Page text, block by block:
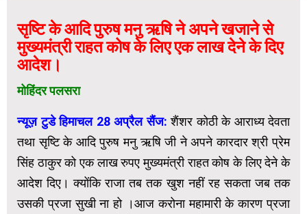
सृष्टि के आदि पुरुष मनु ऋषि ने अपने खजाने से
मुख्यमंत्री राहत कोष के लिए एक लाख देने के दिए
आदेश।
मोहिंदर पलसरा
न्यूज़ टुडे हिमाचल 28 अप्रैल सैंज: शैंशर कोठी के आराध्य देवता
तथा सृष्टि के आदि पुरुष मनु ऋषि जी ने अपने कारदार श्री प्रेम
सिंह ठाकुर को एक लाख रुपए मुख्यमंत्री राहत कोष के लिए देने के
आदेश दिए। क्योंकि राजा तब तक खुश नहीं रह सकता जब तक
उसकी प्रजा सुखी ना हो ।आज करोना महामारी के कारण प्रजा